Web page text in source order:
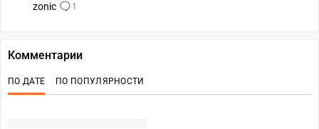
zonic
1
Комментарии
ПО ДАТЕ ПО ПОПУЛЯРНОСТИ